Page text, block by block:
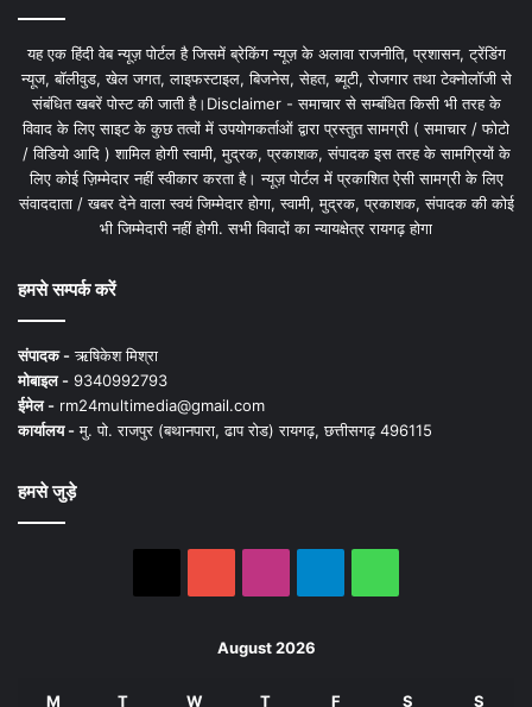
यह एक हिंदी वेब न्यूज़ पोर्टल है जिसमें ब्रेकिंग न्यूज़ के अलावा राजनीति, प्रशासन, ट्रेंडिंग
न्यूज, बॉलीवुड, खेल जगत, लाइफस्टाइल, बिजनेस, सेहत, ब्यूटी, रोजगार तथा टेक्नोलॉजी से
संबंधित खबरें पोस्ट की जाती है।Disclaimer - समाचार से सम्बंधित किसी भी तरह के
विवाद के लिए साइट के कुछ तत्वों में उपयोगकर्ताओं द्वारा प्रस्तुत सामग्री ( समाचार / फोटो
/ विडियो आदि ) शामिल होगी स्वामी, मुद्रक, प्रकाशक, संपादक इस तरह के सामग्रियों के
लिए कोई ज़िम्मेदार नहीं स्वीकार करता है। न्यूज़ पोर्टल में प्रकाशित ऐसी सामग्री के लिए
संवाददाता / खबर देने वाला स्वयं जिम्मेदार होगा, स्वामी, मुद्रक, प्रकाशक, संपादक की कोई
भी जिम्मेदारी नहीं होगी. सभी विवादों का न्यायक्षेत्र रायगढ़ होगा
हमसे सम्पर्क करें
संपादक -ऋषिकेश मिश्रा
मोबाइल - 9340992793
ईमेल - rm24multimedia@gmail.com
कार्यालय -मु. पो. राजपुर (बथानपारा, ढाप रोड) रायगढ़, छत्तीसगढ़ 496115
हमसे जुड़े
August 2026
M T W T F S S